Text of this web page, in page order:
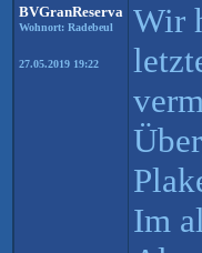
BVGranReserva
Wohnort: Radebeul
27.05.2019 19:22
Wir
Im